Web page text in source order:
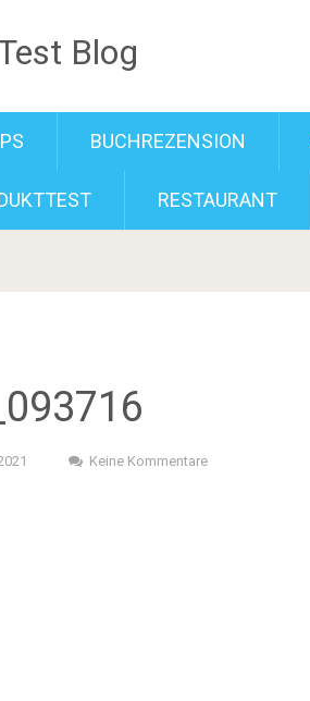
Blog
BUCHREZENSION
RESTAURANT
Keine Kommentare